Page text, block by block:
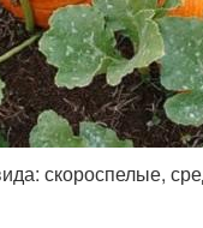
скороспелые,